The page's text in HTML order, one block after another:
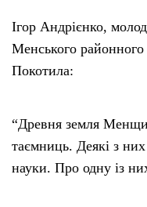
Ігор Андрієнко,
Менського
Покотила:
“Древня земля
таємниць. Деякі з
науки. Про одну із